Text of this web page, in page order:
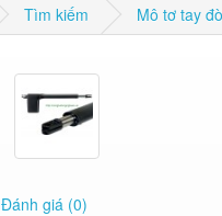
Tìm kiếm Mô tơ tay
Đánh giá (0)